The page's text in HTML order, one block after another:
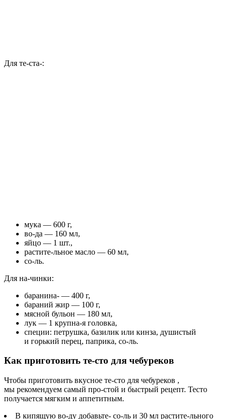
Для те-ста-:
мука — 600 г,
во-да — 160 мл,
яйцо — 1 шт.,
растите-льное масло — 60 мл,
со-ль.
Для на-чинки:
баранина- — 400 г,
бараний жир — 100 г,
мясной бульон — 180 мл,
лук — 1 крупна-я головка,
специи: петрушка, базилик или кинза, душистый
и горький перец, паприка, со-ль.
Как приготовить те-сто для чебуреков
Чтобы приготовить вкусное те-сто для чебуреков ,
мы рекомендуем самый про-стой и быстрый рецепт. Тесто
получается мягким и аппетитным.
В кипящую во-ду добавьте- со-ль и 30 мл растите-льного